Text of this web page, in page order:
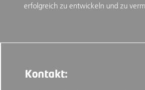
erfolgreich zu entwickeln und zu
Kontakt: